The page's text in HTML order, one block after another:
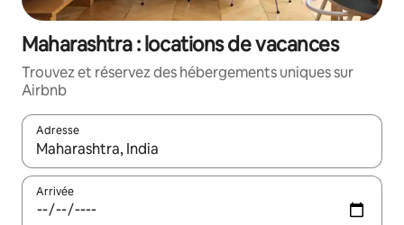
Maharashtra : locations de vacances
Trouvez et réservez des hébergements uniques sur
Airbnb
Adresse
Lorsque les résultats s'affichent, utilisez les flèches vers le
Arrivée